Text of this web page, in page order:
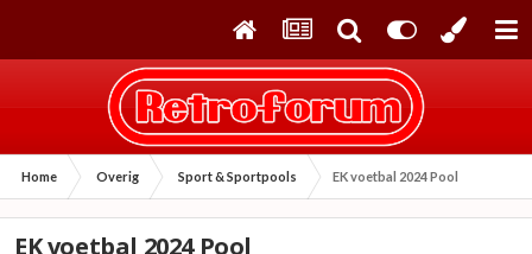
Home Overig Sport & Sportpools EK voetbal 2024 Pool
EK voetbal 2024 Pool